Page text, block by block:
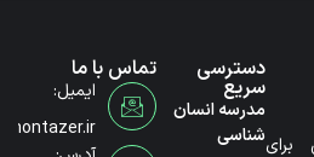
برای
دسترسی
سریع
مدرسه انسان
شناسی
تماس با ما
ایمیل: